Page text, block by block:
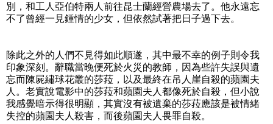
別，和工人亞伯特兩人前往昆士蘭經營農場去了。他永遠忘
不了曾經一見鍾情的少女，但依然試著把日子過下去。
除此之外的人們不見得如此順遂，其中最不幸的例子則令我
印象深刻。辭職當晚便死於火災的教師，因為些許失誤與遺
忘而陳屍繡球花叢的莎菈，以及最終在吊人崖自殺的蘋園夫
人。老實說電影中的莎菈和蘋園夫人都像死於自殺，但小說
我感覺暗示得很明顯，其實沒有被遺棄的莎菈應該是被情緒
失控的蘋園夫人殺害，而後蘋園夫人畏罪自殺。